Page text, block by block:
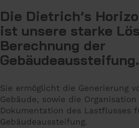
Die Dietrich’s
ist unsere starke
Berechnung der
Gebäudeaussteifung.
Sie ermöglicht die Generierung
Gebäude, sowie die Organisation
Dokumentation des Lastflusses
Gebäudeaussteifung.